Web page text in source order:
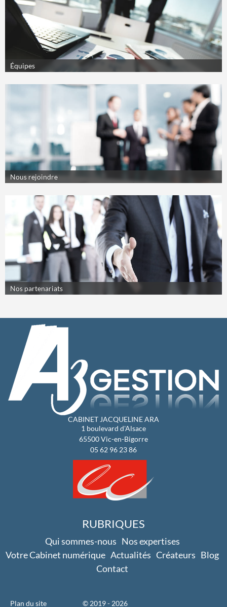
Équipes
Nous rejoindre
Nos partenariats
CABINET JACQUELINE ARA
1 boulevard d'Alsace
65500Vic-en-Bigorre
05 62 96 23 86
RUBRIQUES
Qui sommes-nous Nos expertises
Votre Cabinet numérique Actualités Créateurs Blog
Contact
Plan du site © 2019 - 2026